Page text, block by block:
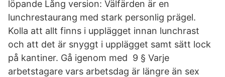
löpande Lång version: Välfärden är en
lunchrestaurang med stark personlig prägel.
Kolla att allt finns i upplägget innan lunchrast
och att det är snyggt i upplägget samt sätt lock
på kantiner. Gå igenom med 9 § Varje
arbetstagare vars arbetsdag är längre än sex